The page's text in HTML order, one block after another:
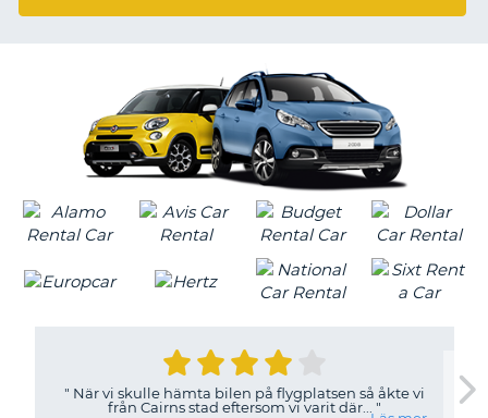
" När vi skulle hämta bilen på flygplatsen så åkte vi
från Cairns stad eftersom vi varit där... "